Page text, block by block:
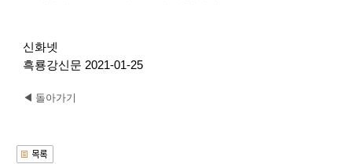
신화넷
흑룡강신문 2021-01-25
◀ 돌아가기